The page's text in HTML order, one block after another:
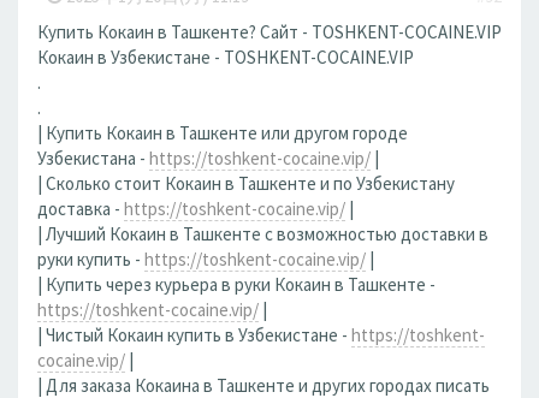
Купить Кокаин в Ташкенте? Сайт - TOSHKENT-COCAINE.VIP
Кокаин в Узбекистане - TOSHKENT-COCAINE.VIP
.
.
| Купить Кокаин в Ташкенте или другом городе
Узбекистана - https://toshkent-cocaine.vip/ |
| Сколько стоит Кокаин в Ташкенте и по Узбекистану
доставка - https://toshkent-cocaine.vip/ |
| Лучший Кокаин в Ташкенте с возможностью доставки в
руки купить - https://toshkent-cocaine.vip/ |
| Купить через курьера в руки Кокаин в Ташкенте -
https://toshkent-cocaine.vip/ |
| Чистый Кокаин купить в Узбекистане - https://toshkent-
cocaine.vip/ |
| Для заказа Кокаина в Ташкенте и других городах писать